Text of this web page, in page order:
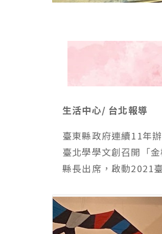
生活中心/ 台北報導
臺東縣政府連續11年
臺北學學文創召開「
縣長出席，啟動2021